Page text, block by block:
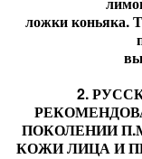
ложки коньяка.
2.
ПОКОЛЕНИИ
КОЖИ ЛИЦА И